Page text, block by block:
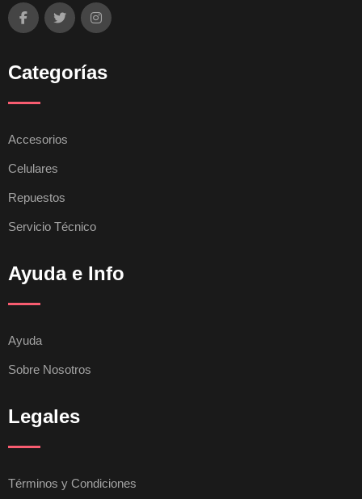
Categorías
Accesorios
Celulares
Repuestos
Servicio Técnico
Ayuda e Info
Ayuda
Sobre Nosotros
Legales
Términos y Condiciones